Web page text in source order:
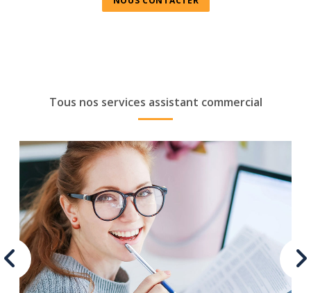
Tous nos services assistant commercial